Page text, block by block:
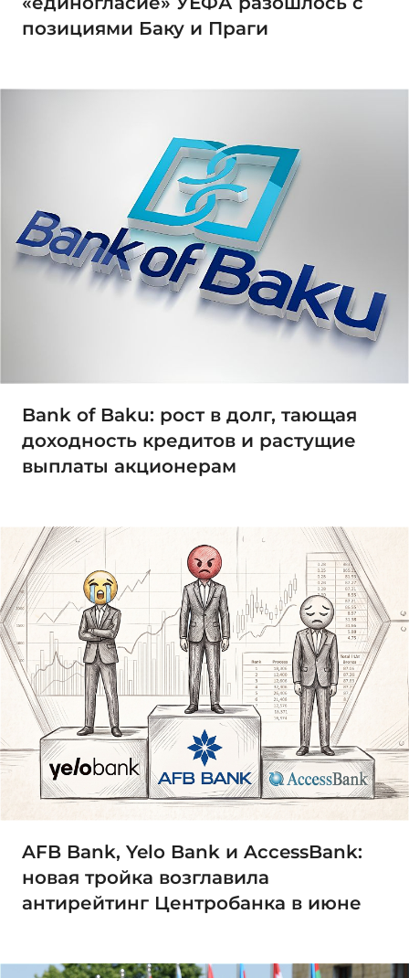
позициями Баку и Праги
Bank of Baku: рост в долг, тающая
доходность кредитов и растущие
выплаты акционерам
AFB Bank, Yelo Bank и AccessBank:
новая тройка возглавила
антирейтинг Центробанка в июне